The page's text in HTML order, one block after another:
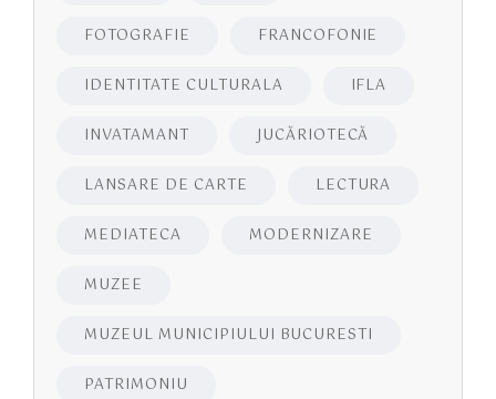
FOTOGRAFIE FRANCOFONIE
IDENTITATE CULTURALA IFLA
INVATAMANT JUCĂRIOTECĂ
LANSARE DE CARTE LECTURA
MEDIATECA MODERNIZARE
MUZEE
MUZEUL MUNICIPIULUI BUCURESTI
PATRIMONIU